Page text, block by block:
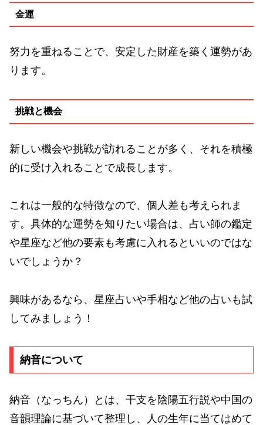
金運
努力を重ねることで、安定した財産を築く運勢があ
ります。
挑戦と機会
新しい機会や挑戦が訪れることが多く、それを積極
的に受け入れることで成長します。
これは一般的な特徴なので、個人差も考えられま
す。具体的な運勢を知りたい場合は、占い師の鑑定
や星座など他の要素も考慮に入れるといいのではな
いでしょうか？
興味があるなら、星座占いや手相など他の占いも試
してみましょう！
納音について
納音（なっちん）とは、干支を陰陽五行説や中国の
音韻理論に基づいて整理し、人の生年に当てはめて